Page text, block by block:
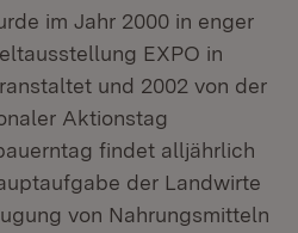
im Jahr 2000 in enger
EXPO in
und 2002 von der
Aktionstag
findet alljährlich
der Landwirte
von Nahrungsmitteln